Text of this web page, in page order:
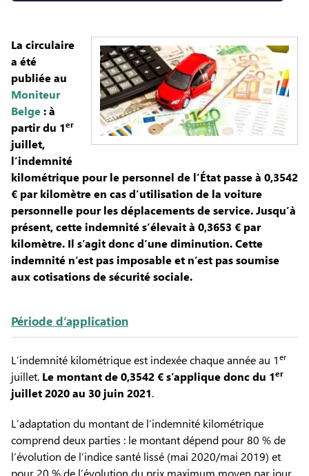
La circulaire
a été
publiée au
Moniteur
Belge: à
partir du 1er
juillet,
l’indemnité
kilométrique pour le personnel de l’État passe à 0,3542
€ par kilomètre en cas d’utilisation de la voiture
personnelle pour les déplacements de service. Jusqu’à
présent, cette indemnité s’élevait à 0,3653 € par
kilomètre. Il s’agit donc d’une diminution. Cette
indemnité n’est pas imposable et n’est pas soumise
aux cotisations de sécurité sociale.
Période d’application
L’indemnité kilométrique est indexée chaque année au 1 er
juillet. Le montant de0,3542 €s’applique donc du 1er
juillet 2020 au 30 juin 2021.
L’adaptation du montant de l’indemnité kilométrique
comprend deux parties : le montant dépend pour 80 % de
l’évolution de l’indice santé lissé (mai 2020/mai 2019) et
pour 20 % de l’évolution du prix maximum moyen par jour